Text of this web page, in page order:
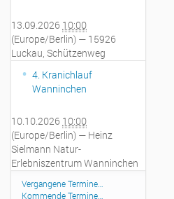
13.09.2026 10:00
(Europe/Berlin) — 15926
Luckau, Schützenweg
4. Kranichlauf
Wanninchen
10.10.2026 10:00
(Europe/Berlin) — Heinz
Sielmann Natur-
Erlebniszentrum Wanninchen
Vergangene Termine…
Kommende Termine…